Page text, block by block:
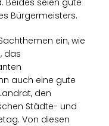
Beides seien gute
Bürgermeisters.
ein, wie
das
auch eine gute
den
Städte- und
Von diesen